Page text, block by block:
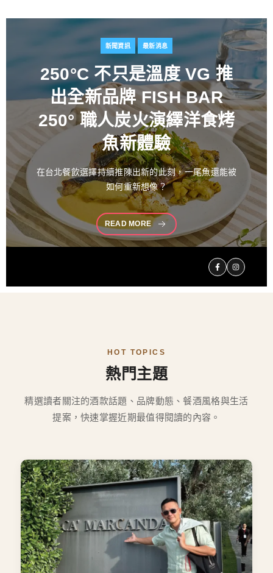
新聞資訊 最新消息
百富攜手金獎藝術家推出
花時心藝限量禮盒 循四季
流轉描繪時間之美 演繹過
桶工藝經典 獻禮中秋
中秋佳節向來是傳遞情誼與分享珍藏的重要時刻。堅
持百年製酒工藝
READ MORE
HOT TOPICS
熱門主題
精選讀者關注的酒款話題、品牌動態、餐酒風格與生活
提案，快速掌握近期最值得閱讀的內容。